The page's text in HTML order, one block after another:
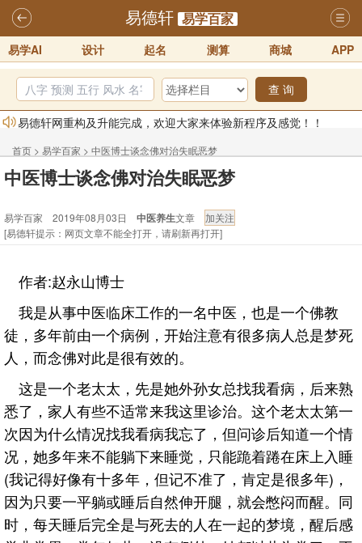
易德轩 易学百家
易学AI 设计 起名 测算 商城 APP
查 询
易德轩网重构及升能完成，欢迎大家来体验新程序及感觉！！
2025-07-01
2026年化太岁锦囊属马、鼠、牛、龙、兔、狗、鸡生肖化太岁开始预
2026丙午年铁笔居士精批年运说明
2025-10-12
易德轩首席风水大师铁笔居士简介！！
易德轩易学ai，ai批八字紫微命理相学，ai智能体客服系统开通，欢迎
体验！！
2025-07-01
首页 > 易学百家 > 中医博士谈念佛对治失眠恶梦
中医博士谈念佛对治失眠恶梦
易学百家 2019年08月03日 中医养生文章
[易德轩提示：网页文章不能全打开，请刷新再打开]
作者:赵永山博士
我是从事中医临床工作的一名中医，也是一个佛教
徒，多年前由一个病例，开始注意有很多病人总是梦死
人，而念佛对此是很有效的。
这是一个老太太，先是她外孙女总找我看病，后来熟
悉了，家人有些不适常来我这里诊治。这个老太太第一
次因为什么情况找我看病我忘了，但问诊后知道一个情
况，她多年来不能躺下来睡觉，只能跪着踡在床上入睡
(我记得好像有十多年，但记不准了，肯定是很多年)，
因为只要一平躺或睡后自然伸开腿，就会憋闷而醒。同
时，每天睡后完全是与死去的人在一起的梦境，醒后感